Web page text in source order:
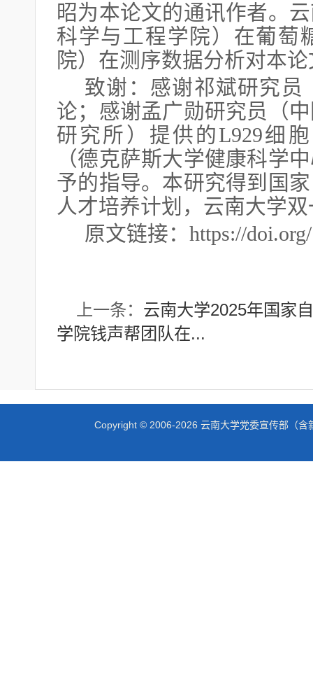
昭为本论文的通讯作者。
科学与工程学院）在葡萄
院）在测序数据分析对本
致谢：感谢祁斌研究员
论；感谢孟广勋研究员（
研究所）提供的L929细
（德克萨斯大学健康科学
予的指导。本研究得到国
人才培养计划，云南大学
原文链接：https://
上一条： 云南大学2025年国家
学院钱声帮团队在...
Copyright © 2006-2026 云南大学党委宣传部（含